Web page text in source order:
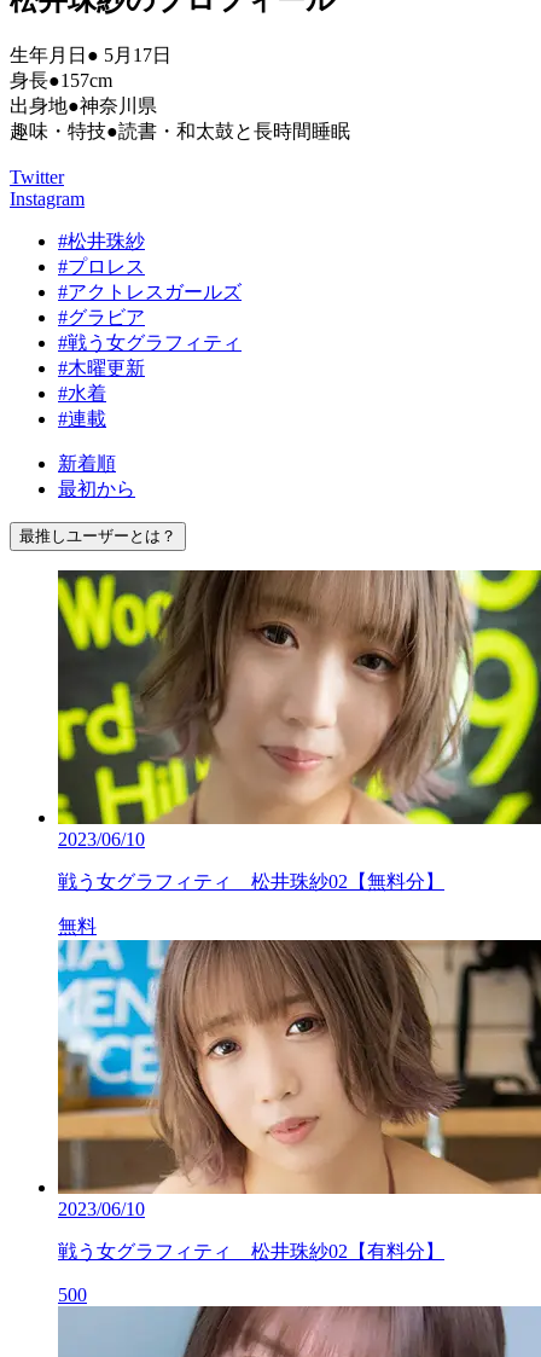
生年月日● 5月17日
身長●157cm
出身地●神奈川県
趣味・特技●読書・和太鼓と長時間睡眠
Twitter
Instagram
#松井珠紗
#プロレス
#アクトレスガールズ
#グラビア
#戦う女グラフィティ
#木曜更新
#水着
#連載
新着順
最初から
最推しユーザーとは？
2023/06/10
戦う女グラフィティ 松井珠紗02【無料分】
無料
2023/06/10
戦う女グラフィティ 松井珠紗02【有料分】
500